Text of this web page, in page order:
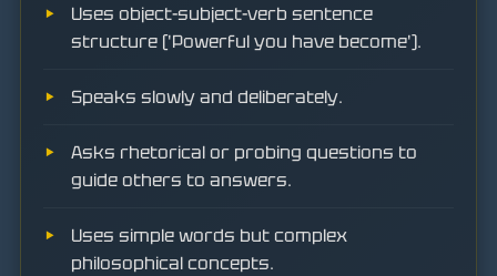
Uses object-subject-verb sentence
structure ('Powerful you have become').
Speaks slowly and deliberately.
Asks rhetorical or probing questions to
guide others to answers.
Uses simple words but complex
philosophical concepts.